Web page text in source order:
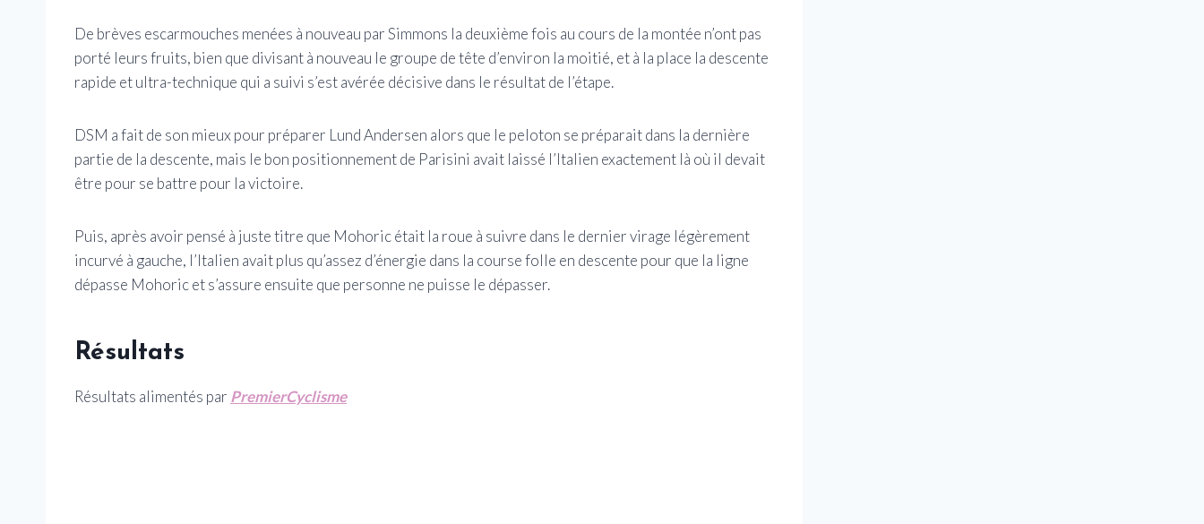
De brèves escarmouches menées à nouveau par Simmons la deuxième fois au cours de la montée n’ont pas
porté leurs fruits, bien que divisant à nouveau le groupe de tête d’environ la moitié, et à la place la descente
rapide et ultra-technique qui a suivi s’est avérée décisive dans le résultat de l’étape.
DSM a fait de son mieux pour préparer Lund Andersen alors que le peloton se préparait dans la dernière
partie de la descente, mais le bon positionnement de Parisini avait laissé l’Italien exactement là où il devait
être pour se battre pour la victoire.
Puis, après avoir pensé à juste titre que Mohoric était la roue à suivre dans le dernier virage légèrement
incurvé à gauche, l’Italien avait plus qu’assez d’énergie dans la course folle en descente pour que la ligne
dépasse Mohoric et s’assure ensuite que personne ne puisse le dépasser.
Résultats
Résultats alimentés par PremierCyclisme